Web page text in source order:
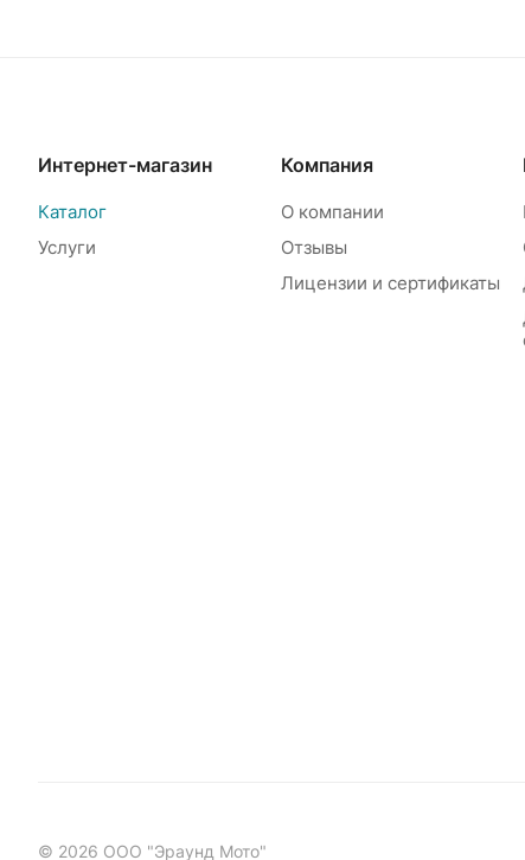
Интернет-магазин
Каталог
Услуги
Компания
О компании
Отзывы
Лицензии и сертификаты
© 2026 ООО "Эраунд Мото"